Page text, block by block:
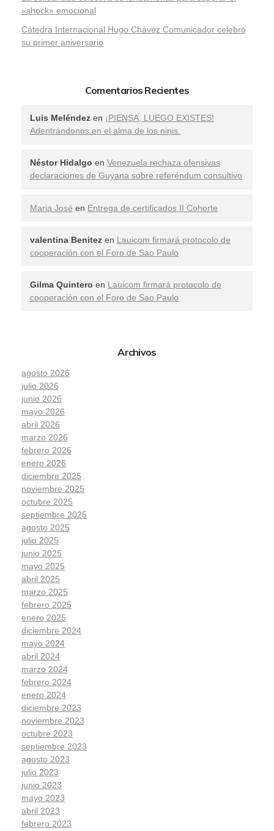
«shock» emocional
Cátedra Internacional Hugo Chávez Comunicador celebró
su primer aniversario
Comentarios Recientes
Luis Meléndez en ¡PIENSA, LUEGO EXISTES!
Adentrándonos en el alma de los ninis.
Néstor Hidalgo en Venezuela rechaza ofensivas
declaraciones de Guyana sobre referéndum consultivo
Maria José en Entrega de certificados II Cohorte
valentina Benitez en Lauicom firmará protocolo de
cooperación con el Foro de Sao Paulo
Gilma Quintero en Lauicom firmará protocolo de
cooperación con el Foro de Sao Paulo
Archivos
agosto 2026
julio 2026
junio 2026
mayo 2026
abril 2026
marzo 2026
febrero 2026
enero 2026
diciembre 2025
noviembre 2025
octubre 2025
septiembre 2025
agosto 2025
julio 2025
junio 2025
mayo 2025
abril 2025
marzo 2025
febrero 2025
enero 2025
diciembre 2024
mayo 2024
abril 2024
marzo 2024
febrero 2024
enero 2024
diciembre 2023
noviembre 2023
octubre 2023
septiembre 2023
agosto 2023
julio 2023
junio 2023
mayo 2023
abril 2023
febrero 2023